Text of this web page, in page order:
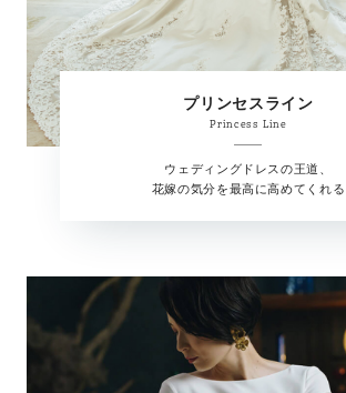
プリンセスライン
Princess Line
ウェディングドレスの王道、
花嫁の気分を最高に高めてくれる